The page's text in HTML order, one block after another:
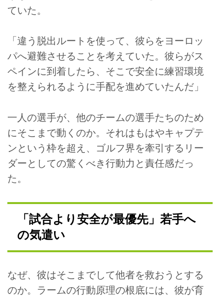
ていた。
「違う脱出ルートを使って、彼らをヨーロッ
パへ避難させることを考えていた。彼らがス
ペインに到着したら、そこで安全に練習環境
を整えられるように手配を進めていたんだ」
一人の選手が、他のチームの選手たちのため
にそこまで動くのか。それはもはやキャプテ
ンという枠を超え、ゴルフ界を牽引するリー
ダーとしての驚くべき行動力と責任感だっ
た。
「試合より安全が最優先」若手へ
の気遣い
なぜ、彼はそこまでして他者を救おうとする
のか。ラームの行動原理の根底には、彼が育